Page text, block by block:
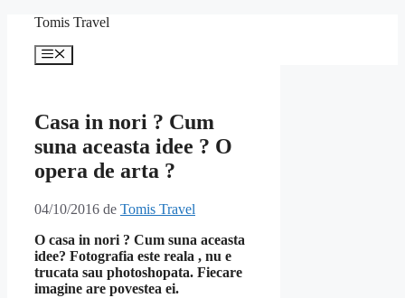
conținut
Tomis Travel
Meniu
Casa in nori ? Cum
suna aceasta idee ? O
opera de arta ?
04/10/2016 de Tomis Travel
O casa in nori ? Cum suna aceasta
idee? Fotografia este reala , nu e
trucata sau photoshopata. Fiecare
imagine are povestea ei.